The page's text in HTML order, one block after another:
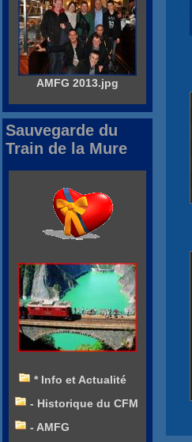
AMFG 2013.jpg
Sauvegarde du
Train de la Mure
* Info et Actualité
- Historique du CFM
- AMFG